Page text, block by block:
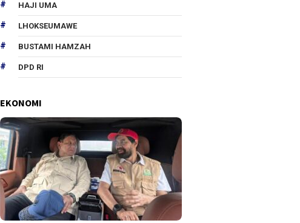
HAJI UMA
LHOKSEUMAWE
BUSTAMI HAMZAH
DPD RI
EKONOMI